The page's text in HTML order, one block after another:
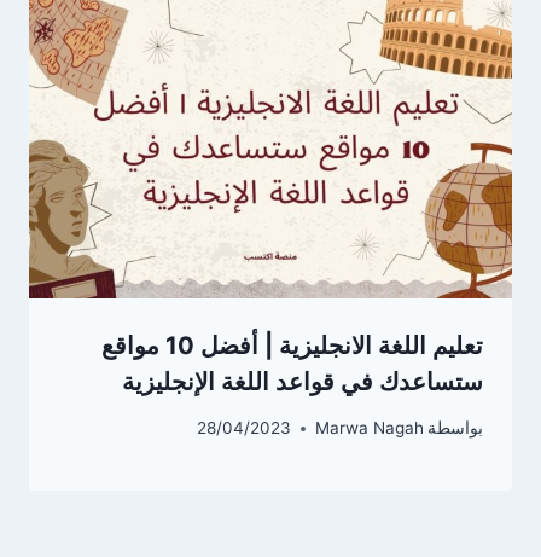
تعليم اللغة الانجليزية | أفضل 10 مواقع
ستساعدك في قواعد اللغة الإنجليزية
بواسطة Marwa Nagah
28/04/2023